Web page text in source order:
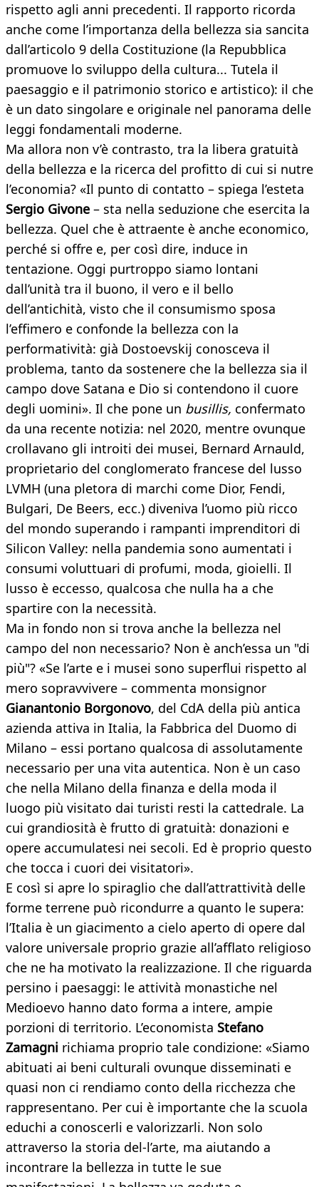
rispetto agli anni precedenti. Il rapporto ricorda
anche come l’importanza della bellezza sia sancita
dall’articolo 9 della Costituzione (la Repubblica
promuove lo sviluppo della cultura... Tutela il
paesaggio e il patrimonio storico e artistico): il che
è un dato singolare e originale nel panorama delle
leggi fondamentali moderne.
Ma allora non v’è contrasto, tra la libera gratuità
della bellezza e la ricerca del profitto di cui si nutre
l’economia? «Il punto di contatto – spiega l’esteta
Sergio Givone – sta nella seduzione che esercita la
bellezza. Quel che è attraente è anche economico,
perché si offre e, per così dire, induce in
tentazione. Oggi purtroppo siamo lontani
dall’unità tra il buono, il vero e il bello
dell’antichità, visto che il consumismo sposa
l’effimero e confonde la bellezza con la
performatività: già Dostoevskij conosceva il
problema, tanto da sostenere che la bellezza sia il
campo dove Satana e Dio si contendono il cuore
degli uomini». Il che pone un busillis, confermato
da una recente notizia: nel 2020, mentre ovunque
crollavano gli introiti dei musei, Bernard Arnauld,
proprietario del conglomerato francese del lusso
LVMH (una pletora di marchi come Dior, Fendi,
Bulgari, De Beers, ecc.) diveniva l’uomo più ricco
del mondo superando i rampanti imprenditori di
Silicon Valley: nella pandemia sono aumentati i
consumi voluttuari di profumi, moda, gioielli. Il
lusso è eccesso, qualcosa che nulla ha a che
spartire con la necessità.
Ma in fondo non si trova anche la bellezza nel
campo del non necessario? Non è anch’essa un "di
più"? «Se l’arte e i musei sono superflui rispetto al
mero sopravvivere – commenta monsignor
Gianantonio Borgonovo, del CdA della più antica
azienda attiva in Italia, la Fabbrica del Duomo di
Milano – essi portano qualcosa di assolutamente
necessario per una vita autentica. Non è un caso
che nella Milano della finanza e della moda il
luogo più visitato dai turisti resti la cattedrale. La
cui grandiosità è frutto di gratuità: donazioni e
opere accumulatesi nei secoli. Ed è proprio questo
che tocca i cuori dei visitatori».
E così si apre lo spiraglio che dall’attrattività delle
forme terrene può ricondurre a quanto le supera:
l’Italia è un giacimento a cielo aperto di opere dal
valore universale proprio grazie all’afflato religioso
che ne ha motivato la realizzazione. Il che riguarda
persino i paesaggi: le attività monastiche nel
Medioevo hanno dato forma a intere, ampie
porzioni di territorio. L’economista Stefano
Zamagni richiama proprio tale condizione: «Siamo
abituati ai beni culturali ovunque disseminati e
quasi non ci rendiamo conto della ricchezza che
rappresentano. Per cui è importante che la scuola
educhi a conoscerli e valorizzarli. Non solo
attraverso la storia del-l’arte, ma aiutando a
incontrare la bellezza in tutte le sue